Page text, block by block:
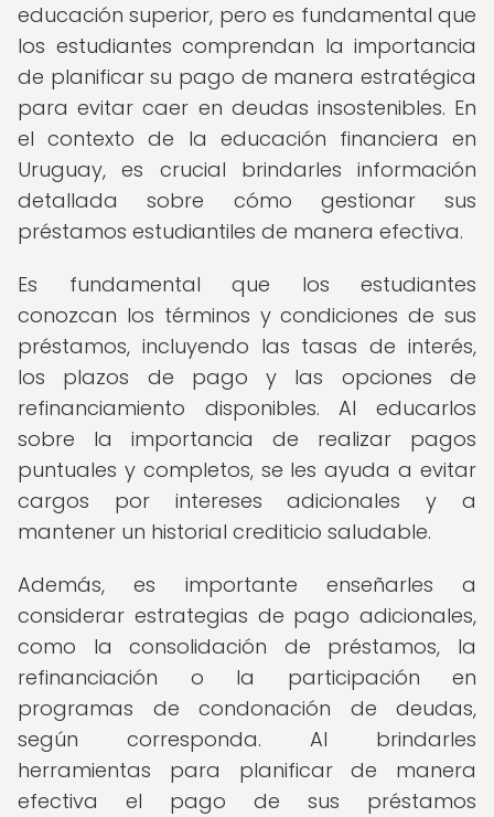
educación superior, pero es fundamental que
los estudiantes comprendan la importancia
de planificar su pago de manera estratégica
para evitar caer en deudas insostenibles. En
el contexto de la educación financiera en
Uruguay, es crucial brindarles información
detallada sobre cómo gestionar sus
préstamos estudiantiles de manera efectiva.
Es fundamental que los estudiantes
conozcan los términos y condiciones de sus
préstamos, incluyendo las tasas de interés,
los plazos de pago y las opciones de
refinanciamiento disponibles. Al educarlos
sobre la importancia de realizar pagos
puntuales y completos, se les ayuda a evitar
cargos por intereses adicionales y a
mantener un historial crediticio saludable.
Además, es importante enseñarles a
considerar estrategias de pago adicionales,
como la consolidación de préstamos, la
refinanciación o la participación en
programas de condonación de deudas,
según corresponda. Al brindarles
herramientas para planificar de manera
efectiva el pago de sus préstamos